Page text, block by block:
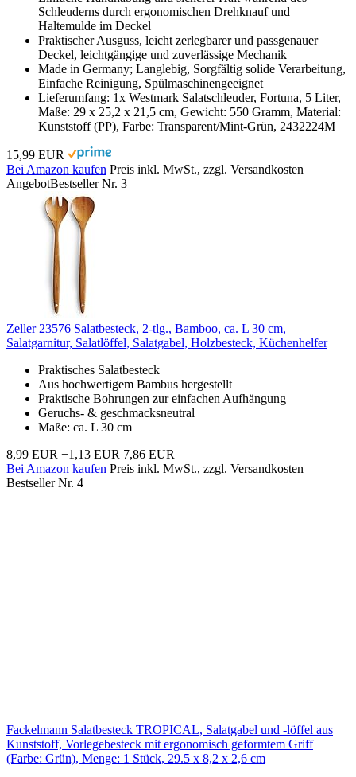
Schleuderns durch ergonomischen Drehknauf und
Haltemulde im Deckel
Praktischer Ausguss, leicht zerlegbarer und passgenauer
Deckel, leichtgängige und zuverlässige Mechanik
Made in Germany; Langlebig, Sorgfältig solide Verarbeitung,
Einfache Reinigung, Spülmaschinengeeignet
Lieferumfang: 1x Westmark Salatschleuder, Fortuna, 5 Liter,
Maße: 29 x 25,2 x 21,5 cm, Gewicht: 550 Gramm, Material:
Kunststoff (PP), Farbe: Transparent/Mint-Grün, 2432224M
15,99 EUR
Bei Amazon kaufen Preis inkl. MwSt., zzgl. Versandkosten
AngebotBestseller Nr. 3
Zeller 23576 Salatbesteck, 2-tlg., Bamboo, ca. L 30 cm,
Salatgarnitur, Salatlöffel, Salatgabel, Holzbesteck, Küchenhelfer
Praktisches Salatbesteck
Aus hochwertigem Bambus hergestellt
Praktische Bohrungen zur einfachen Aufhängung
Geruchs- & geschmacksneutral
Maße: ca. L 30 cm
8,99 EUR −1,13 EUR 7,86 EUR
Bei Amazon kaufen Preis inkl. MwSt., zzgl. Versandkosten
Bestseller Nr. 4
Fackelmann Salatbesteck TROPICAL, Salatgabel und -löffel aus
Kunststoff, Vorlegebesteck mit ergonomisch geformtem Griff
(Farbe: Grün), Menge: 1 Stück, 29.5 x 8,2 x 2,6 cm